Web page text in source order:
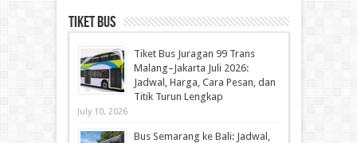
Tiket Bus
Tiket Bus Juragan 99 Trans
Malang–Jakarta Juli 2026:
Jadwal, Harga, Cara Pesan, dan
Titik Turun Lengkap
July 10, 2026
Bus Semarang ke Bali: Jadwal,